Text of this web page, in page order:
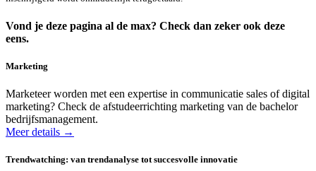
Vond je deze pagina al de max? Check dan zeker ook deze
eens.
Marketing
Marketeer worden met een expertise in communicatie sales of digital
marketing? Check de afstudeerrichting marketing van de bachelor
bedrijfsmanagement.
Meer details →
Trendwatching: van trendanalyse tot succesvolle innovatie